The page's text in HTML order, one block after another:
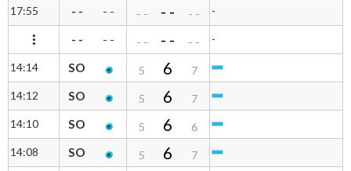
17:55 - - - - - - - - - - -
- - - - - - - - - - -
14:14 SO 5 6
7
14:12
SO 5 6
7
14:10
SO 5 6
6
14:08
SO 5 6
7